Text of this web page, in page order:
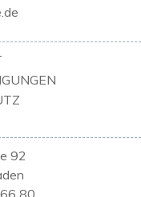
92
80